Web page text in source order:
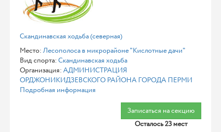
Скандинавская ходьба (северная)
Место: Лесополоса в микрорайоне "Кислотные дачи"
Вид спорта: Скандинавская ходьба
Организация: АДМИНИСТРАЦИЯ
ОРДЖОНИКИДЗЕВСКОГО РАЙОНА ГОРОДА ПЕРМИ
Подробная информация
Записаться на секцию
Осталось 23 мест